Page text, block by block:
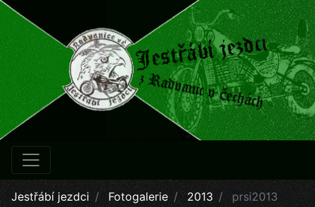
Jestřábí jezdci Fotogalerie 2013 prsi2013